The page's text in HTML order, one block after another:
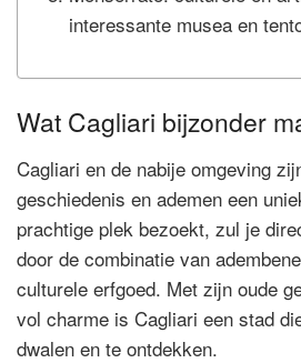
interessante musea en
Wat Cagliari bijzonder
Cagliari en de nabije omgeving
geschiedenis en ademen een
prachtige plek bezoekt, zul je
door de combinatie van
culturele erfgoed. Met zijn oude
vol charme is Cagliari een stad
dwalen en te ontdekken.